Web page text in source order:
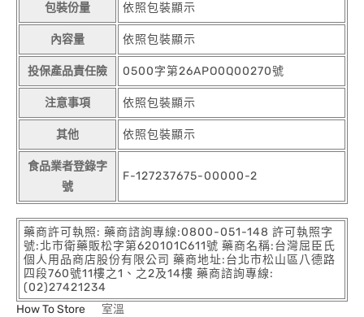
包裝份量 依照包裝顯示
內容量 依照包裝顯示
投保產品責任險 0500字第26APO0Q00270號
注意事項 依照包裝顯示
其他 依照包裝顯示
食品業者登錄字
號
F-127237675-00000-2
藥商許可執照: 藥商諮詢專線:0800-051-148 許可執照字
號:北市衛藥販松字第620101C611號 藥商名稱:台灣屈臣氏
個人用品商店股份有限公司 藥商地址:台北市松山區八德路
四段760號11樓之1、之2及14樓 藥商諮詢專線:
(02)27421234
How To Store
室溫